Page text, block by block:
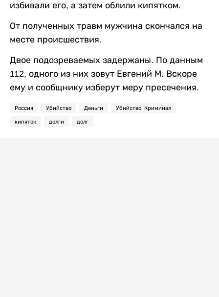
избивали его, а затем облили кипятком.
От полученных травм мужчина скончался на
месте происшествия.
Двое подозреваемых задержаны. По данным
112, одного из них зовут Евгений М. Вскоре
ему и сообщнику изберут меру пресечения.
Россия Убийство Деньги Убийство. Криминал
кипяток долги долг